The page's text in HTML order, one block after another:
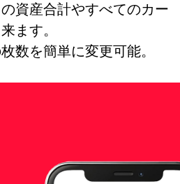
資産合計やすべてのカー
ます。
数を簡単に変更可能。